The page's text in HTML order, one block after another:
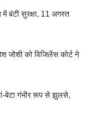
में बंटी सुरक्षा, 11 अगस्त
जोशी को विजिलेंस कोर्ट ने
बेटा गंभीर रूप से झुलसे,